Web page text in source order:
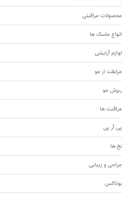
محصولات مراقبتی
انواع ماسک ها
لوازم آرایشی
مرابقت از مو
ریزش مو
مراقبت ها
پی آر پی
نخ ها
جراحی و زیبایی
بوتاکس